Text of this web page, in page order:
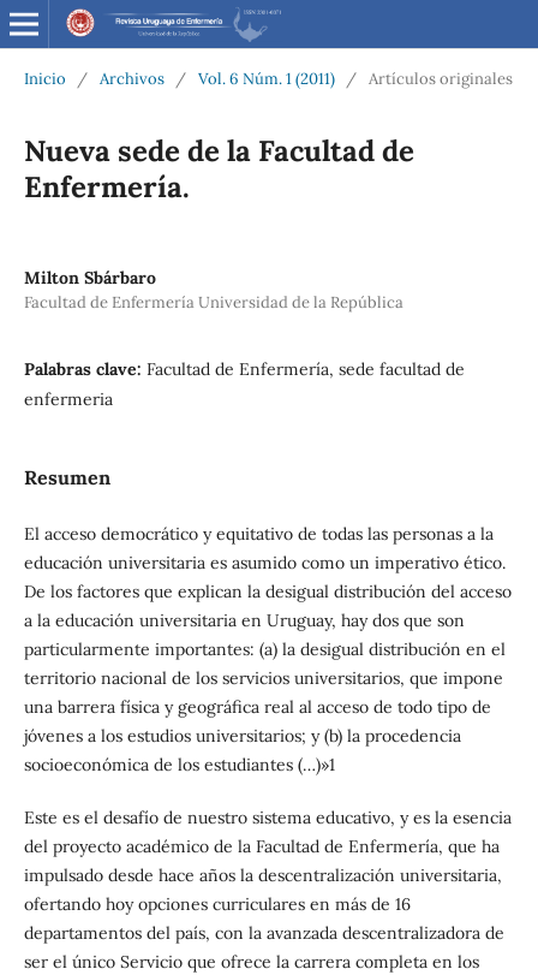
Inicio / Archivos / Vol. 6 Núm. 1 (2011) / Artículos originales
Nueva sede de la Facultad de
Enfermería.
Milton Sbárbaro
Facultad de Enfermería Universidad de la República
Palabras clave: Facultad de Enfermería, sede facultad de
enfermeria
Resumen
El acceso democrático y equitativo de todas las personas a la
educación universitaria es asumido como un imperativo ético.
De los factores que explican la desigual distribución del acceso
a la educación universitaria en Uruguay, hay dos que son
particularmente importantes: (a) la desigual distribución en el
territorio nacional de los servicios universitarios, que impone
una barrera física y geográfica real al acceso de todo tipo de
jóvenes a los estudios universitarios; y (b) la procedencia
socioeconómica de los estudiantes (…)»1
Este es el desafío de nuestro sistema educativo, y es la esencia
del proyecto académico de la Facultad de Enfermería, que ha
impulsado desde hace años la descentralización universitaria,
ofertando hoy opciones curriculares en más de 16
departamentos del país, con la avanzada descentralizadora de
ser el único Servicio que ofrece la carrera completa en los